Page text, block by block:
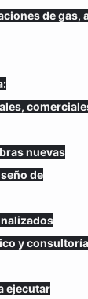
de gas,
nuevas
de
y consultoría
ejecutar